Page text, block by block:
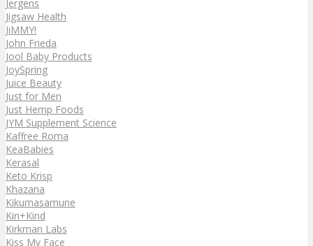
Jergens
Jigsaw Health
JiMMY!
John Frieda
Jool Baby Products
JoySpring
Juice Beauty
Just for Men
Just Hemp Foods
JYM Supplement Science
Kaffree Roma
KeaBabies
Kerasal
Keto Krisp
Khazana
Kikumasamune
Kin+Kind
Kirkman Labs
Kiss My Face